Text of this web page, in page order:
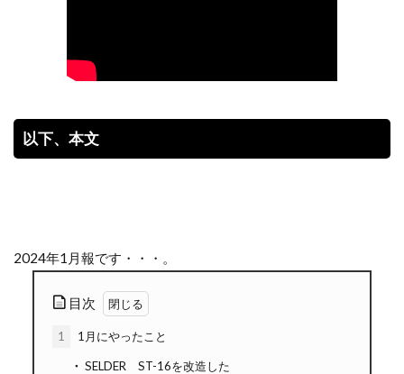
以下、本文
2024年1月報です・・・。
目次
1 1月にやったこと
SELDER ST-16を改造した